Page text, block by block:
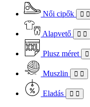
Női cipők
Alapvető
Plusz méret
Muszlin
Eladás